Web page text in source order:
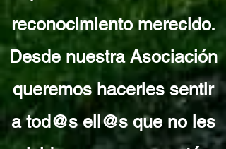
reconocimiento merecido.
Desde nuestra Asociación
queremos hacerles sentir
a tod@s ell@s que no les